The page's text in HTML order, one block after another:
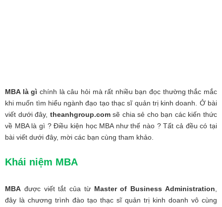
MBA là gì chính là câu hỏi mà rất nhiều bạn đọc thường thắc mắc
khi muốn tìm hiểu ngành đạo tạo thạc sĩ quản trị kinh doanh. Ở bài
viết dưới đây, theanhgroup.comsẽ chia sẻ cho bạn các kiến thức
về MBA là gì ? Điều kiện học MBA như thế nào ? Tất cả đều có tại
bài viết dưới đây, mời các bạn cùng tham khảo.
Khái niệm MBA
MBA được viết tắt của từ Master of Business Administration
đây là chương trình đào tạo thạc sĩ quản trị kinh doanh vô cùng